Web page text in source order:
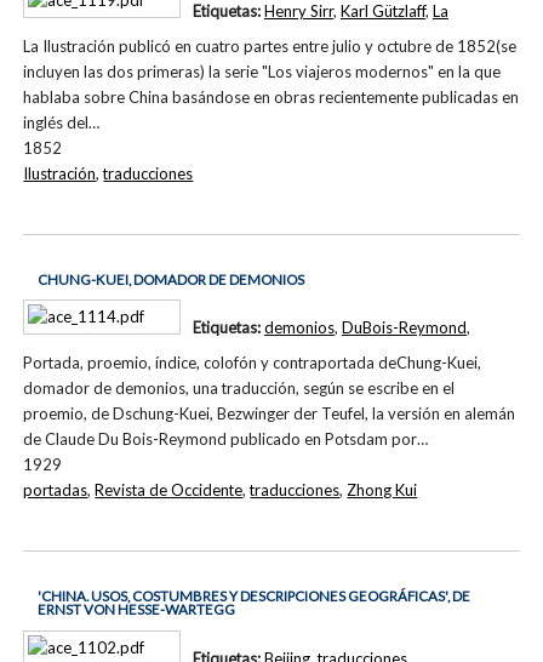
La Ilustración publicó en cuatro partes entre julio y octubre de 1852(se
incluyen las dos primeras) la serie "Los viajeros modernos" en la que
hablaba sobre China basándose en obras recientemente publicadas en
inglés del…
1852
Etiquetas:Henry Sirr, Karl Gützlaff, La
Ilustración,traducciones
CHUNG-KUEI, DOMADOR DE DEMONIOS
Portada, proemio, índice, colofón y contraportada deChung-Kuei,
domador de demonios, una traducción, según se escribe en el
proemio, de Dschung-Kuei, Bezwinger der Teufel, la versión en alemán
de Claude Du Bois-Reymond publicado en Potsdam por…
1929
Etiquetas:demonios, DuBois-Reymond,
portadas,Revista de Occidente,traducciones,Zhong Kui
'CHINA. USOS, COSTUMBRES Y DESCRIPCIONES GEOGRÁFICAS', DE
ERNST VON HESSE-WARTEGG
Etiquetas:Beijing,traducciones